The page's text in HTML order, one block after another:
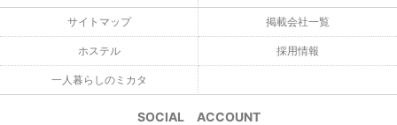
サイトマップ 掲載会社一覧
ホステル 採用情報
一人暮らしのミカタ
SOCIAL ACCOUNT